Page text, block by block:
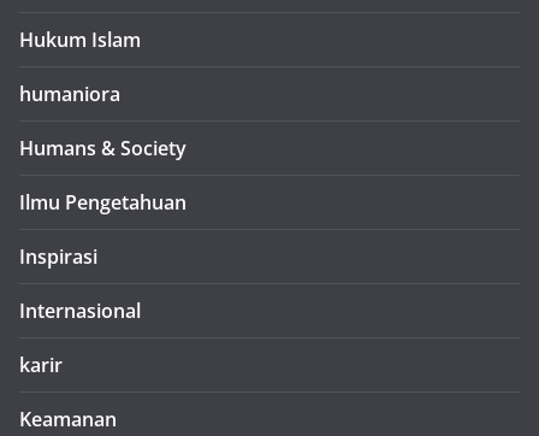
Hukum Islam
humaniora
Humans & Society
Ilmu Pengetahuan
Inspirasi
Internasional
karir
Keamanan